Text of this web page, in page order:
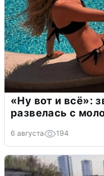
«Ну вот и всё»:
развелась с
6 августа 194